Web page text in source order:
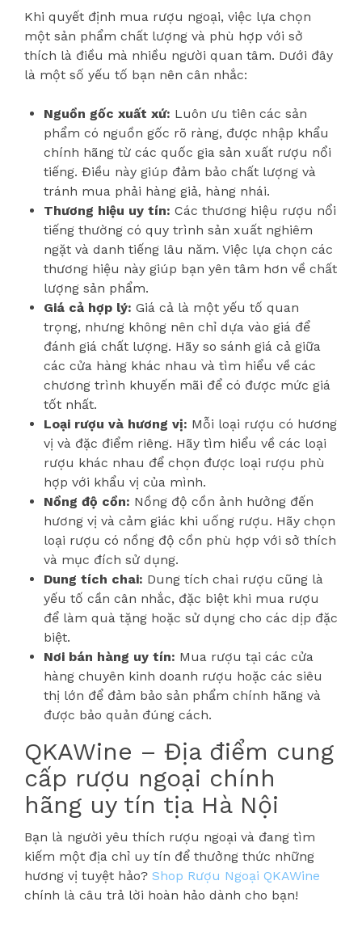
Khi quyết định mua rượu ngoại, việc lựa chọn
một sản phẩm chất lượng và phù hợp với sở
thích là điều mà nhiều người quan tâm. Dưới đây
là một số yếu tố bạn nên cân nhắc:
Nguồn gốc xuất xứ: Luôn ưu tiên các sản
phẩm có nguồn gốc rõ ràng, được nhập khẩu
chính hãng từ các quốc gia sản xuất rượu nổi
tiếng. Điều này giúp đảm bảo chất lượng và
tránh mua phải hàng giả, hàng nhái.
Thương hiệu uy tín: Các thương hiệu rượu nổi
tiếng thường có quy trình sản xuất nghiêm
ngặt và danh tiếng lâu năm. Việc lựa chọn các
thương hiệu này giúp bạn yên tâm hơn về chất
lượng sản phẩm.
Giá cả hợp lý: Giá cả là một yếu tố quan
trọng, nhưng không nên chỉ dựa vào giá để
đánh giá chất lượng. Hãy so sánh giá cả giữa
các cửa hàng khác nhau và tìm hiểu về các
chương trình khuyến mãi để có được mức giá
tốt nhất.
Loại rượu và hương vị: Mỗi loại rượu có hương
vị và đặc điểm riêng. Hãy tìm hiểu về các loại
rượu khác nhau để chọn được loại rượu phù
hợp với khẩu vị của mình.
Nồng độ cồn: Nồng độ cồn ảnh hưởng đến
hương vị và cảm giác khi uống rượu. Hãy chọn
loại rượu có nồng độ cồn phù hợp với sở thích
và mục đích sử dụng.
Dung tích chai: Dung tích chai rượu cũng là
yếu tố cần cân nhắc, đặc biệt khi mua rượu
để làm quà tặng hoặc sử dụng cho các dịp đặc
biệt.
Nơi bán hàng uy tín: Mua rượu tại các cửa
hàng chuyên kinh doanh rượu hoặc các siêu
thị lớn để đảm bảo sản phẩm chính hãng và
được bảo quản đúng cách.
QKAWine – Địa điểm cung
cấp rượu ngoại chính
hãng uy tín tịa Hà Nội
Bạn là người yêu thích rượu ngoại và đang tìm
kiếm một địa chỉ uy tín để thưởng thức những
hương vị tuyệt hảo? Shop Rượu Ngoại QKAWine
chính là câu trả lời hoàn hảo dành cho bạn!